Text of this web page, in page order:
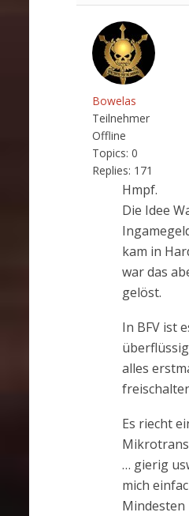
Bowelas
Teilnehmer
Offline
Topics: 0
Replies: 171
Hmpf.
Die Idee
kam in
war das
gelöst.
In BFV ist
alles
Es riecht
… gierig
mich
Mindesten